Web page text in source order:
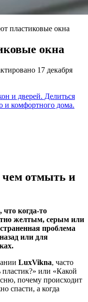
пластиковые окна
окна
17 декабря
и дверей. Делиться
и комфортного дома.
чем отмыть и
когда-то
желтым, серым или
проблема
или для
LuxVikna, часто
или «Какой
почему происходит
спасти, а когда